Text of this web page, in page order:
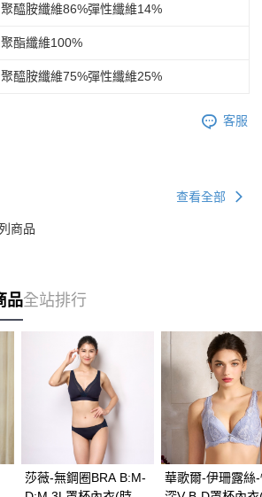
聚醯胺纖維86%彈性纖維14%
聚酯纖維100%
聚醯胺纖維75%彈性纖維25%
客服
查看全部
商品
品全站排行
莎薇-無鋼圈BRA B:M-
華歌爾-伊珊露絲